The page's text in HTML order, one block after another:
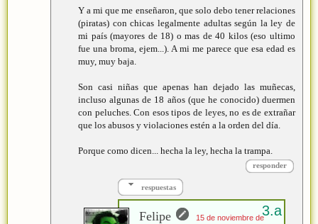
Y a mi que me enseñaron, que solo debo tener relaciones
(piratas) con chicas legalmente adultas según la ley de
mi país (mayores de 18) o mas de 40 kilos (eso ultimo
fue una broma, ejem...). A mi me parece que esa edad es
muy, muy baja.
Son casi niñas que apenas han dejado las muñecas,
incluso algunas de 18 años (que he conocido) duermen
con peluches. Con esos tipos de leyes, no es de extrañar
que los abusos y violaciones estén a la orden del día.
Porque como dicen... hecha la ley, hecha la trampa.
responder
respuestas
Felipe
15 de noviembre de